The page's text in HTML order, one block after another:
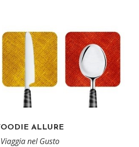
ALLURE
Viaggia nel Gusto